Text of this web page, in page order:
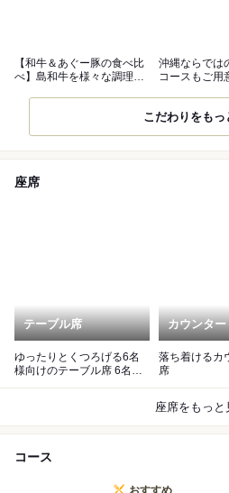
【和牛＆あぐー豚の食べ比
べ】島和牛を様々な調理法
沖縄ならでは
コースもご用
こだわりをもっ
座席
テーブル席
ゆったりとくつろげる6名
様向けのテーブル席 6名席
カウンター
落ち着けるカ
席
座席をもっと
コース
おすすめ